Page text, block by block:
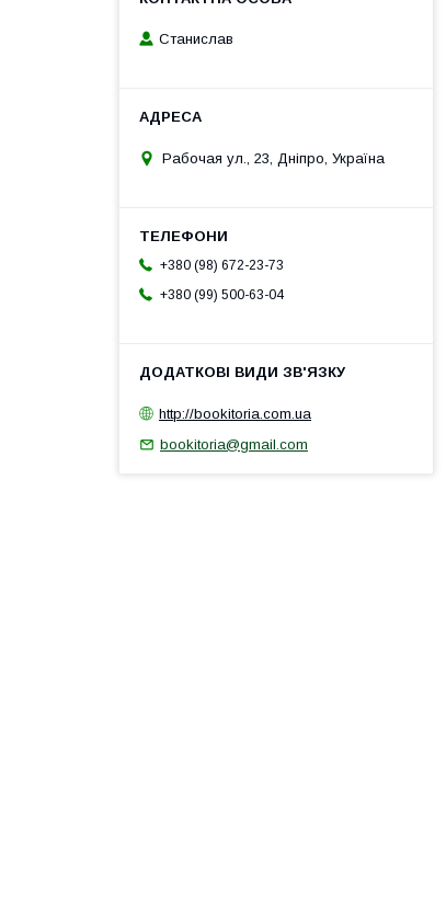
Станислав
Рабочая ул., 23, Дніпро, Україна
+380 (98) 672-23-73
+380 (99) 500-63-04
http://bookitoria.com.ua
bookitoria@gmail.com